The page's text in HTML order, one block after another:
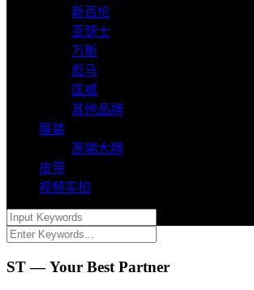
新百伦
亚瑟士
万斯
彪马
匡威
其他品牌
服装
高端大牌
皮带
视频实拍
ST — Your Best Partner